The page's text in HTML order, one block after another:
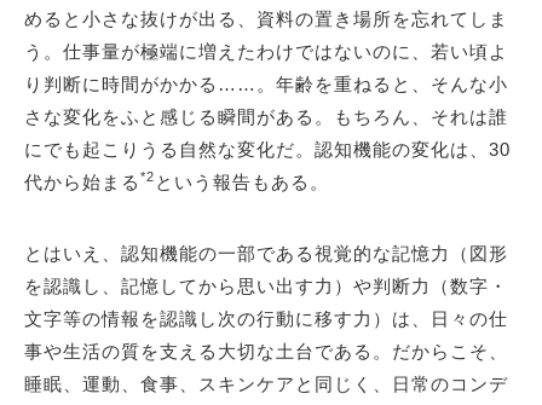
めると小さな抜けが出る、資料の置き場所を忘れてしま
う。仕事量が極端に増えたわけではないのに、若い頃よ
り判断に時間がかかる……。年齢を重ねると、そんな小
さな変化をふと感じる瞬間がある。もちろん、それは誰
にでも起こりうる自然な変化だ。認知機能の変化は、30
代から始まる *2 という報告もある。
とはいえ、認知機能の一部である視覚的な記憶力（図形
を認識し、記憶してから思い出す力）や判断力（数字・
文字等の情報を認識し次の行動に移す力）は、日々の仕
事や生活の質を支える大切な土台である。だからこそ、
睡眠、運動、食事、スキンケアと同じく、日常のコンデ